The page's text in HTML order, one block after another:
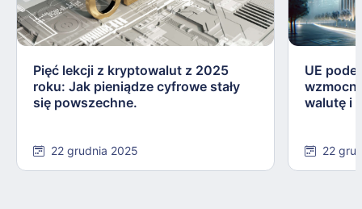
Pięć lekcji z kryptowalut z 2025
roku: Jak pieniądze cyfrowe stały
się powszechne.
22 grudnia 2025
UE
walutę i
22